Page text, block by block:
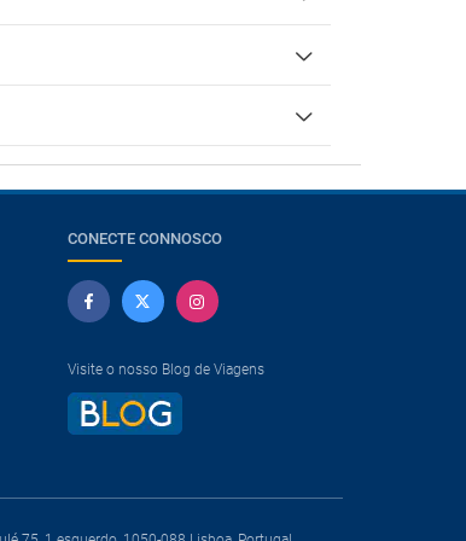
CONECTE CONNOSCO
Visite o nosso Blog de Viagens